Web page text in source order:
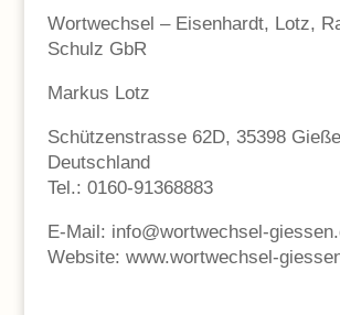
Wortwechsel – Eisenhardt, Lotz,
Schulz GbR
Markus Lotz
Schützenstrasse 62D, 35398
Deutschland
Tel.: 0160-91368883
E-Mail: info@wortwechsel-
Website: www.wortwechsel-